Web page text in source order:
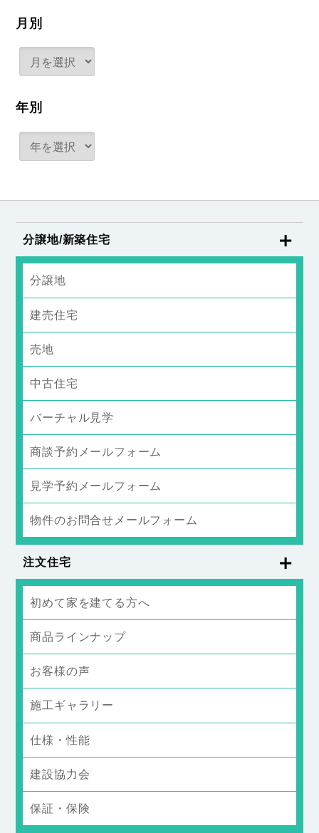
月別
年別
分譲地/新築住宅
分譲地
建売住宅
売地
中古住宅
バーチャル見学
商談予約メールフォーム
見学予約メールフォーム
物件のお問合せメールフォーム
注文住宅
初めて家を建てる方へ
商品ラインナップ
お客様の声
施工ギャラリー
仕様・性能
建設協力会
保証・保険